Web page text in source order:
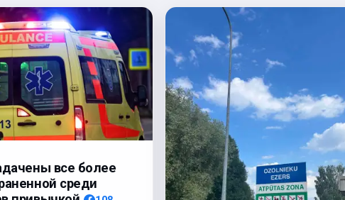
все более
среди